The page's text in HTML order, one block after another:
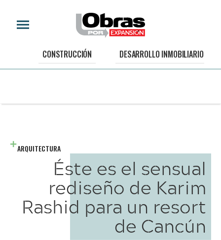
CONSTRUCCIÓN DESARROLLO INMOBILIARIO
ARQUITECTURA
Éste es el sensual
rediseño de Karim
Rashid para un resort
de Cancún